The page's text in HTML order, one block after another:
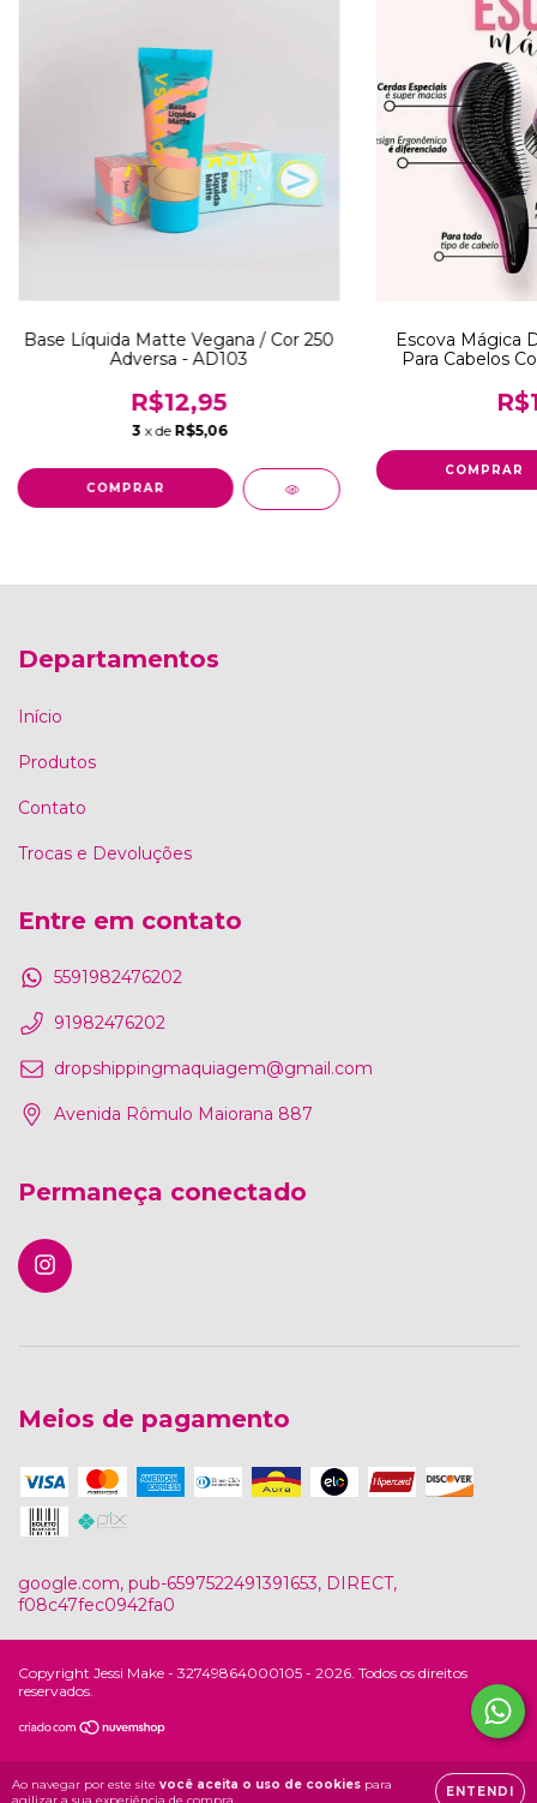
Ao navegar por este site você aceita o uso de cookies para
agilizar a sua experiência de compra.
ENTENDI
Base Líquida Matte Vegana / Cor 250
Adversa - AD103
R$12,95
3 x de R$5,06
Escova Mágica
Para Cabelos
Departamentos
Início
Produtos
Contato
Trocas e Devoluções
Entre em contato
5591982476202
91982476202
dropshippingmaquiagem@gmail.com
Avenida Rômulo Maiorana 887
Permaneça conectado
Meios de pagamento
google.com, pub-6597522491391653, DIRECT,
f08c47fec0942fa0
Copyright Jessi Make - 32749864000105 - 2026. Todos os direitos
reservados.